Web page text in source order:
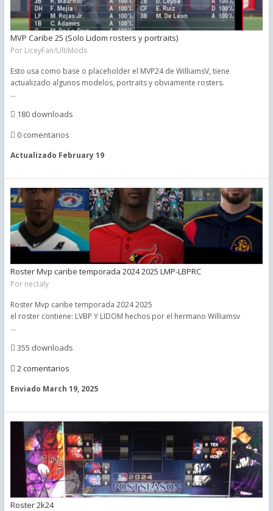
MVP Caribe 25 (Solo Lidom rosters y portraits)
Por LiceyFan/UltiMods
Esto usa como base o placeholder el MVP24 de WilliamsV, tiene
actualizado algunos modelos, portraits y obviamente rosters.
...
180 downloads
0 comentarios
Actualizado February 19
Roster Mvp caribe temporada 2024 2025 LMP-LBPRC
Por nectaly
Roster Mvp caribe temporada 2024 2025
el roster contiene: LVBP Y LIDOM hechos por el hermano Williamsv
...
355 downloads
2 comentarios
Enviado March 19, 2025
Roster 2k24